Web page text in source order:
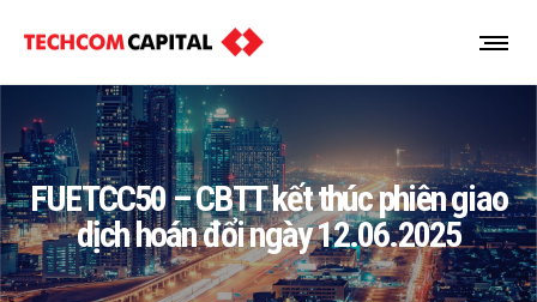
FUETCC50 – CBTT kết thúc phiên giao
dịch hoán đổi ngày 12.06.2025